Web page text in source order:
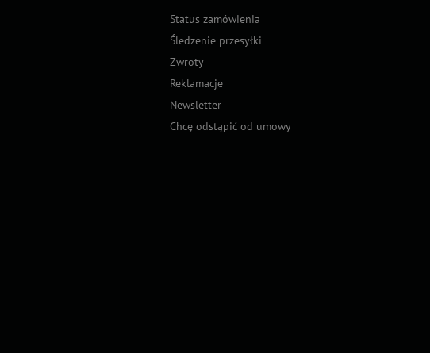
Status zamówienia
Śledzenie przesyłki
Zwroty
Reklamacje
Newsletter
Chcę odstąpić od umowy